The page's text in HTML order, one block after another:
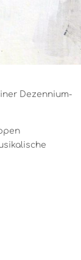
Dezennium-